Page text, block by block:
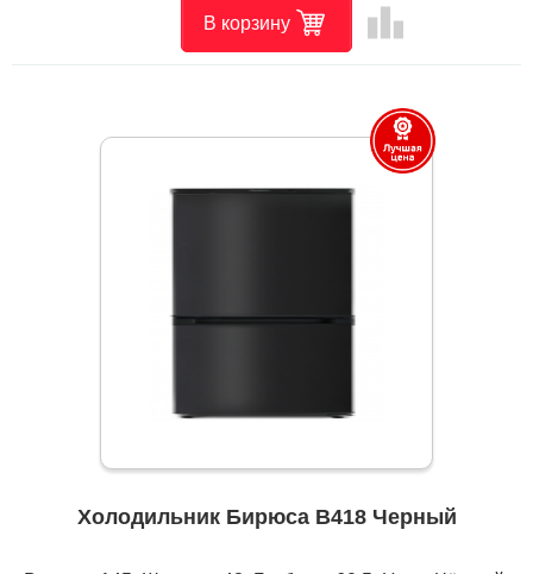
В корзину leaderboard
Холодильник Бирюса B418 Черный